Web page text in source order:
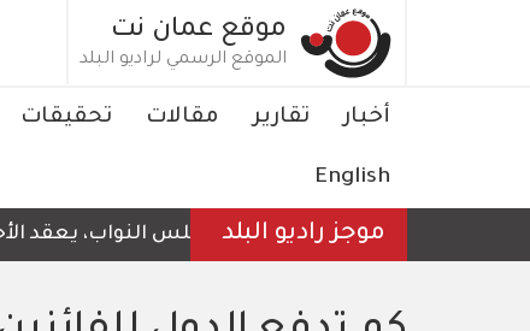
موقع عمان نت
الموقع الرسمي لراديو البلد
Main
أخبار تقارير مقالات تحقيقات
English
موجز راديو البلدمجلس النواب، يعقد الأحد،